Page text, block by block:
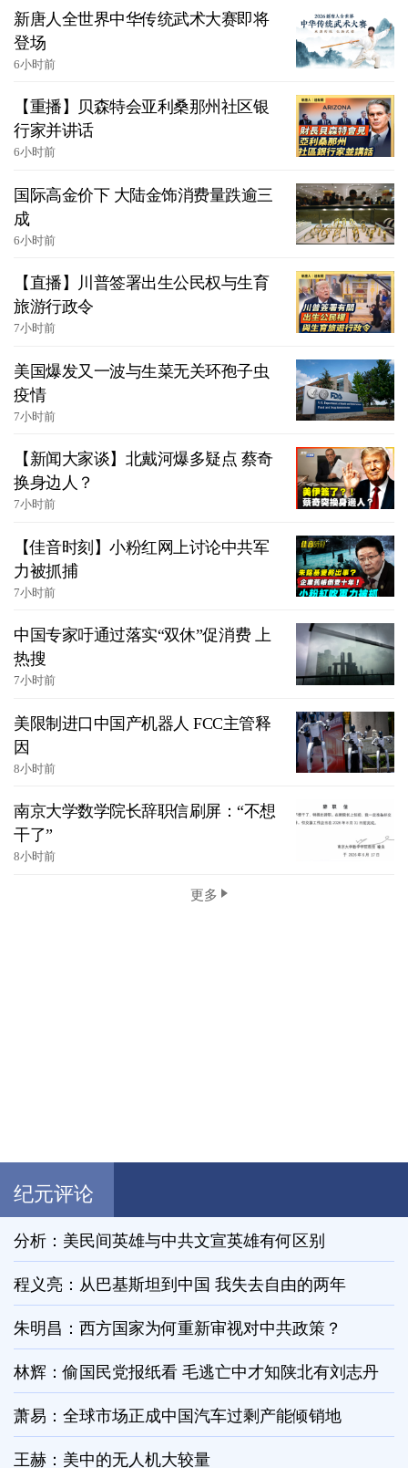
新唐人全世界中华传统武术大赛即将
登场
6小时前
【重播】贝森特会亚利桑那州社区银
行家并讲话
6小时前
国际高金价下 大陆金饰消费量跌逾三
成
6小时前
【直播】川普签署出生公民权与生育
旅游行政令
7小时前
美国爆发又一波与生菜无关环孢子虫
疫情
7小时前
【新闻大家谈】北戴河爆多疑点 蔡奇
换身边人？
7小时前
【佳音时刻】小粉红网上讨论中共军
力被抓捕
7小时前
中国专家吁通过落实“双休”促消费 上
热搜
7小时前
美限制进口中国产机器人 FCC主管释
因
8小时前
南京大学数学院长辞职信刷屏：“不想
干了”
8小时前
更多
纪元评论
分析：美民间英雄与中共文宣英雄有何区别
程义亮：从巴基斯坦到中国 我失去自由的两年
朱明昌：西方国家为何重新审视对中共政策？
林辉：偷国民党报纸看 毛逃亡中才知陕北有刘志丹
萧易：全球市场正成中国汽车过剩产能倾销地
王赫：美中的无人机大较量